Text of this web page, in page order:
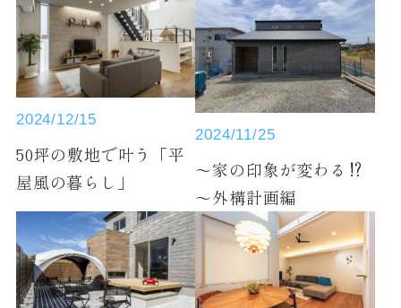
2024/12/15
50坪の敷地で叶う「平
屋風の暮らし」
2024/11/25
～家の印象が変わる⁉
～外構計画編